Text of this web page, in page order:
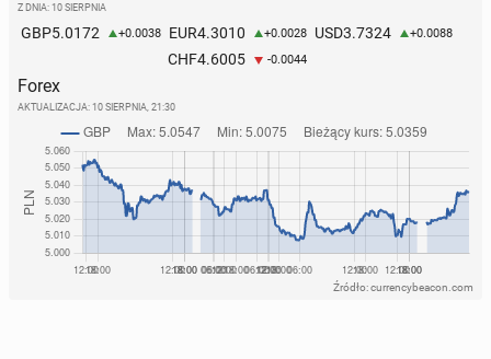
Z DNIA: 10 SIERPNIA
GBP5.0172 +0.0038 EUR4.3010 +0.0028 USD3.7324 +0.0088
CHF4.6005 -0.0044
Forex
AKTUALIZACJA: 10 SIERPNIA, 21:30
Źródło: currencybeacon.com